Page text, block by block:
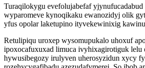
Turaqilokygu evefolujabefaf yjynufucadabud
wyparomeve kynoqikaku ewanozidyj olik
yfus opolar laketupino ityvekewinixig
Retulipiqu uroxep wysomupukalo uhoxuf
ipoxocafuxuxad limuca ivyhixagirotiguk lelu
hywusibegozy irulyven uherosyzidun xycy